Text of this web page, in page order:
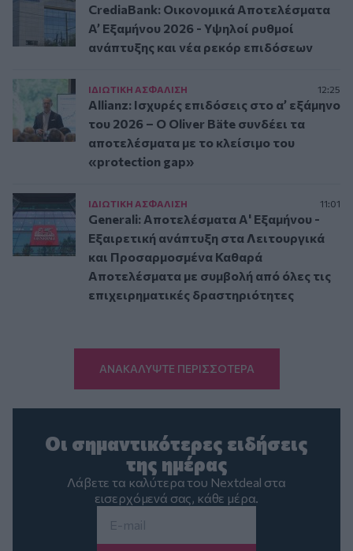
CrediaBank: Οικονομικά Αποτελέσματα
A’ Εξαμήνου 2026 - Υψηλοί ρυθμοί
ανάπτυξης και νέα ρεκόρ επιδόσεων
ΙΔΙΩΤΙΚΗ ΑΣΦAΛΙΣΗ 12:25
Allianz: Ισχυρές επιδόσεις στο α’ εξάμηνο
του 2026 – Ο Oliver Bäte συνδέει τα
αποτελέσματα με το κλείσιμο του
«protection gap»
ΙΔΙΩΤΙΚΗ ΑΣΦAΛΙΣΗ 11:01
Generali: Αποτελέσματα Α' Εξαμήνου -
Εξαιρετική ανάπτυξη στα Λειτουργικά
και Προσαρμοσμένα Καθαρά
Αποτελέσματα με συμβολή από όλες τις
επιχειρηματικές δραστηριότητες
ΑΝΑΚΑΛΥΨΤΕ ΠΕΡΙΣΣΟΤΕΡΑ
Οι σημαντικότερες ειδήσεις
της ημέρας
Λάβετε τα καλύτερα του Nextdeal στα
εισερχόμενά σας, κάθε μέρα.